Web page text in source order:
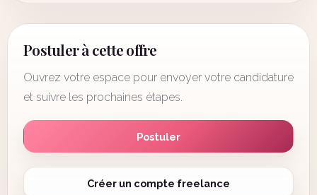
Postuler à cette offre
Ouvrez votre espace pour envoyer votre candidature
et suivre les prochaines étapes.
Postuler
Créer un compte freelance